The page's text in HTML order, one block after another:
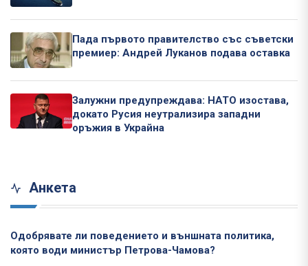
Пада първото правителство със съветски
премиер: Андрей Луканов подава оставка
Залужни предупреждава: НАТО изостава,
докато Русия неутрализира западни
оръжия в Украйна
Анкета
Одобрявате ли поведението и външната политика,
която води министър Петрова-Чамова?